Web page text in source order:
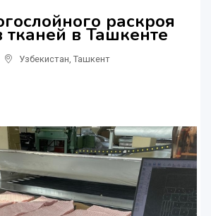
раскроя
тканей в Ташкенте
Узбекистан Ташкент